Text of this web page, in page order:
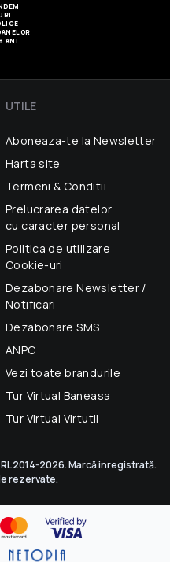
ANI
UTILE
Aboneaza-te la Newsletter
Harta site
Termeni & Conditii
Prelucrarea datelor
cu caracter personal
Politica de utilizare
Cookie-uri
Dezabonare Newsletter /
Notificari
Dezabonare SMS
ANPC
Vezi toate brandurile
Tur Virtual Baneasa
Tur Virtual Virtutii
2014-2026. Marcă inregistrată.
rezervate.